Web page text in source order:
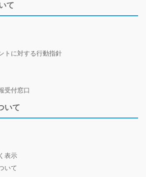
て
トに対する行動指針
受付窓口
いて
表示
いて